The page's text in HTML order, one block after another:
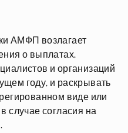
АМФП возлагает
о выплатах,
и организаций
году, и раскрывать
виде или
случае согласия на